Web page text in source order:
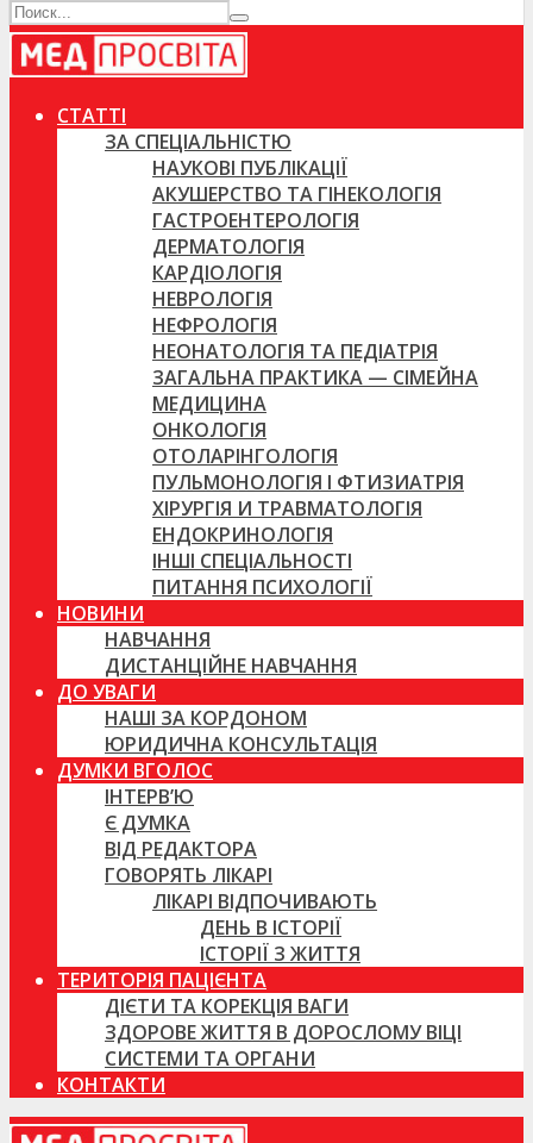
СТАТТІ
ЗА СПЕЦІАЛЬНІСТЮ
НАУКОВІ ПУБЛІКАЦІЇ
АКУШЕРСТВО ТА ГІНЕКОЛОГІЯ
ГАСТРОЕНТЕРОЛОГІЯ
ДЕРМАТОЛОГІЯ
КАРДІОЛОГІЯ
НЕВРОЛОГІЯ
НЕФРОЛОГІЯ
НЕОНАТОЛОГІЯ ТА ПЕДІАТРІЯ
ЗАГАЛЬНА ПРАКТИКА — СІМЕЙНА
МЕДИЦИНА
ОНКОЛОГІЯ
ОТОЛАРІНГОЛОГІЯ
ПУЛЬМОНОЛОГІЯ І ФТИЗИАТРІЯ
ХІРУРГІЯ И ТРАВМАТОЛОГІЯ
ЕНДОКРИНОЛОГІЯ
ІНШІ СПЕЦІАЛЬНОСТІ
ПИТАННЯ ПСИХОЛОГІЇ
НОВИНИ
НАВЧАННЯ
ДИСТАНЦІЙНЕ НАВЧАННЯ
ДО УВАГИ
НАШІ ЗА КОРДОНОМ
ЮРИДИЧНА КОНСУЛЬТАЦІЯ
ДУМКИ ВГОЛОС
ІНТЕРВ’Ю
Є ДУМКА
ВІД РЕДАКТОРА
ГОВОРЯТЬ ЛІКАРІ
ЛІКАРІ ВІДПОЧИВАЮТЬ
ДЕНЬ В ІСТОРІЇ
ІСТОРІЇ З ЖИТТЯ
ТЕРИТОРІЯ ПАЦІЄНТА
ДІЄТИ ТА КОРЕКЦІЯ ВАГИ
ЗДОРОВЕ ЖИТТЯ В ДОРОСЛОМУ ВІЦІ
СИСТЕМИ ТА ОРГАНИ
КОНТАКТИ